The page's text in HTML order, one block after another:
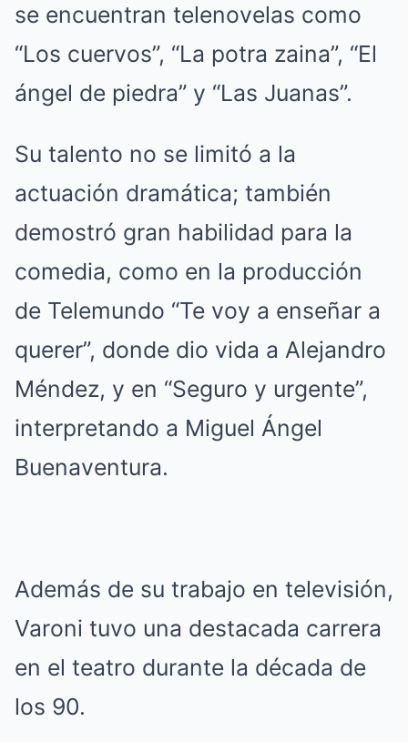
se encuentran telenovelas como
“Los cuervos”, “La potra zaina”, “El
ángel de piedra” y “Las Juanas”.
Su talento no se limitó a la
actuación dramática; también
demostró gran habilidad para la
comedia, como en la producción
de Telemundo “Te voy a enseñar a
querer”, donde dio vida a Alejandro
Méndez, y en “Seguro y urgente”,
interpretando a Miguel Ángel
Buenaventura.
Además de su trabajo en televisión,
Varoni tuvo una destacada carrera
en el teatro durante la década de
los 90.